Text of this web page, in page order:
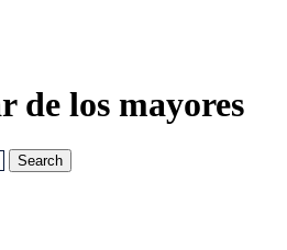
de los mayores
Search